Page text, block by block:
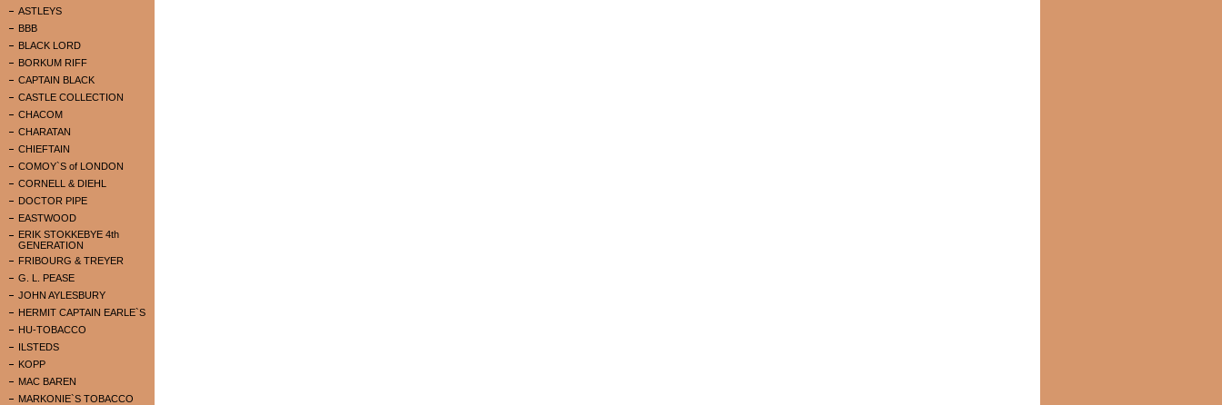
ASTLEYS
BBB
BLACK LORD
BORKUM RIFF
CAPTAIN BLACK
CASTLE COLLECTION
CHACOM
CHARATAN
CHIEFTAIN
COMOY`S of LONDON
CORNELL & DIEHL
DOCTOR PIPE
EASTWOOD
ERIK STOKKEBYE 4th
GENERATION
FRIBOURG & TREYER
G. L. PEASE
JOHN AYLESBURY
HERMIT CAPTAIN EARLE`S
HU-TOBACCO
ILSTEDS
KOPP
MAC BAREN
MARKONIE`S TOBACCO